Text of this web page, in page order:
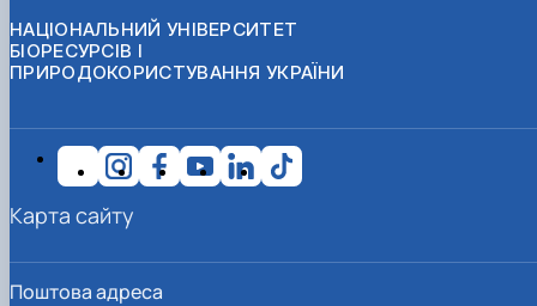
НАЦІОНАЛЬНИЙ УНІВЕРСИТЕТ
БІОРЕСУРСІВ І
ПРИРОДОКОРИСТУВАННЯ УКРАЇНИ
Поштова адреса
Карта сайту